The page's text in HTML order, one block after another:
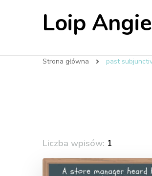
Loip
Strona główna past
Liczba wpisów: 1